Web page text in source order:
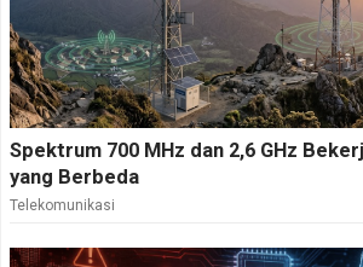
Spektrum 700 MHz dan 2,6 GHz
yang Berbeda
Telekomunikasi